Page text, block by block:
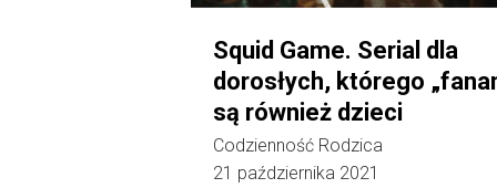
Squid Game. Serial dla
dorosłych, którego
są również dzieci
Codzienność Rodzica
21 października 2021